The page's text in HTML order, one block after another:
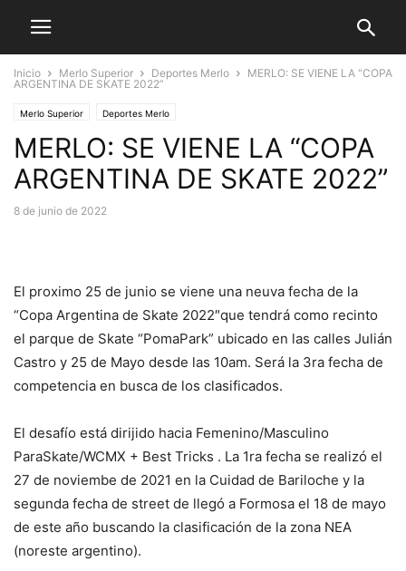
Inicio Merlo Superior Deportes Merlo
MERLO: SE VIENE LA “COPA
ARGENTINA DE SKATE 2022”
Merlo Superior Deportes Merlo
MERLO: SE VIENE LA “COPA
ARGENTINA DE SKATE 2022”
8 de junio de 2022
El proximo 25 de junio se viene una neuva fecha de la
“Copa Argentina de Skate 2022″que tendrá como recinto
el parque de Skate “PomaPark” ubicado en las calles Julián
Castro y 25 de Mayo desde las 10am. Será la 3ra fecha de
competencia en busca de los clasificados.
El desafío está dirijido hacia Femenino/Masculino
ParaSkate/WCMX + Best Tricks . La 1ra fecha se realizó el
27 de noviembe de 2021 en la Cuidad de Bariloche y la
segunda fecha de street de llegó a Formosa el 18 de mayo
de este año buscando la clasificación de la zona NEA
(noreste argentino).